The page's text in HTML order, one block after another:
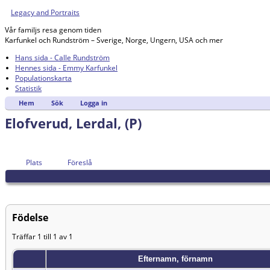
Legacy and Portraits
Vår familjs resa genom tiden
Karfunkel och Rundström – Sverige, Norge, Ungern, USA och mer
Hans sida - Calle Rundström
Hennes sida - Emmy Karfunkel
Populationskarta
Statistik
Hem Sök Logga in
Elofverud, Lerdal, (P)
Plats Föreslå
Födelse
Träffar 1 till 1 av 1
Efternamn, förnamn